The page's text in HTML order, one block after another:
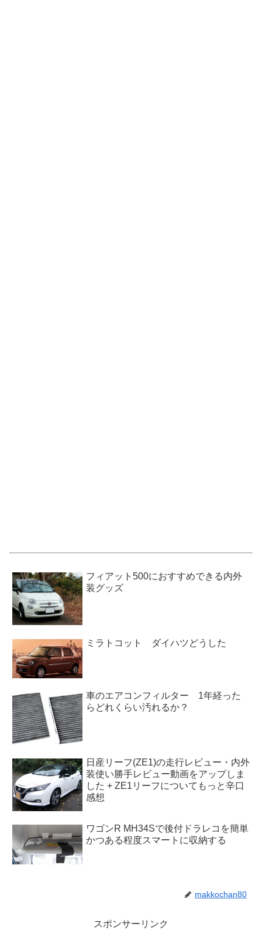
フィアット500におすすめできる内外
装グッズ
ミラトコット ダイハツどうした
車のエアコンフィルター 1年経った
らどれくらい汚れるか？
日産リーフ(ZE1)の走行レビュー・内外
装使い勝手レビュー動画をアップしま
した + ZE1リーフについてもっと辛口
感想
ワゴンR MH34Sで後付ドラレコを簡単
かつある程度スマートに収納する
makkochan80
スポンサーリンク